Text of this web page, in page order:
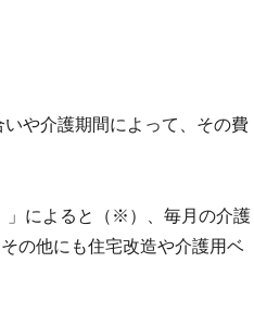
や介護期間によって、その費
」によると（※）、毎月の介護
の他にも住宅改造や介護用ベ